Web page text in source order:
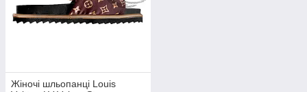
Жіночі шльопанці Louis